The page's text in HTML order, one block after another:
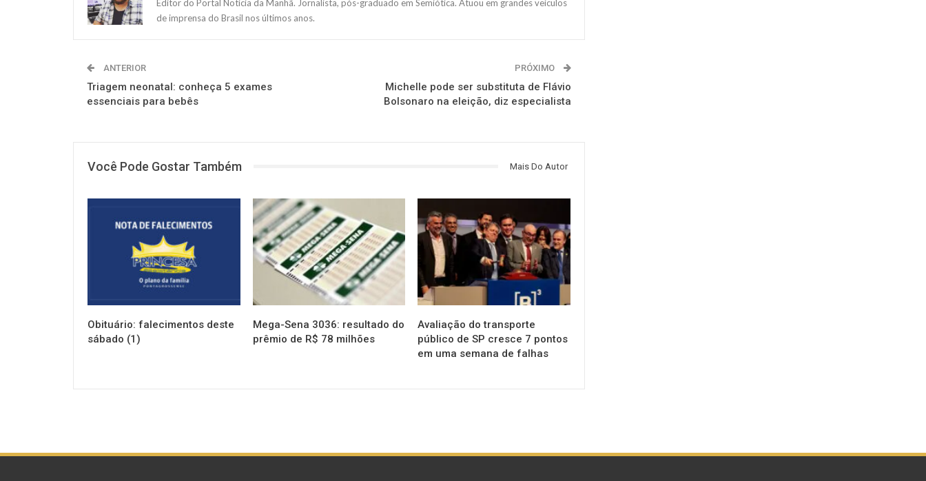
Editor do Portal Notícia da Manhã. Jornalista, pós-graduado em Semiótica. Atuou em grandes veículos
de imprensa do Brasil nos últimos anos.
ANTERIOR
Triagem neonatal: conheça 5 exames
essenciais para bebês
PRÓXIMO
Michelle pode ser substituta de Flávio
Bolsonaro na eleição, diz especialista
Você Pode Gostar Também Mais Do Autor
Obituário: falecimentos deste
sábado (1)
NOTÍCIAS
Mega-Sena 3036: resultado do
prêmio de R$ 78 milhões
Avaliação do transporte
público de SP cresce 7 pontos
em uma semana de falhas